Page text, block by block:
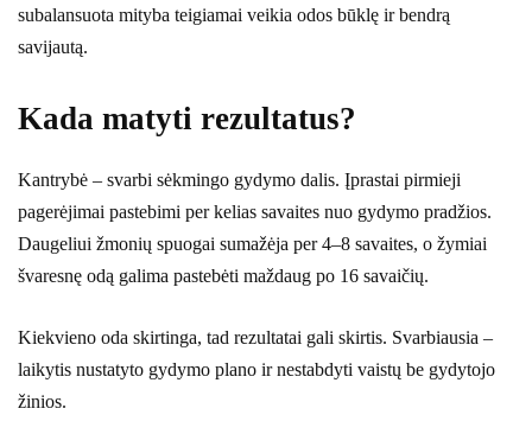
subalansuota mityba teigiamai veikia odos būklę ir bendrą
savijautą.
Kada matyti rezultatus?
Kantrybė – svarbi sėkmingo gydymo dalis. Įprastai pirmieji
pagerėjimai pastebimi per kelias savaites nuo gydymo pradžios.
Daugeliui žmonių spuogai sumažėja per 4–8 savaites, o žymiai
švaresnę odą galima pastebėti maždaug po 16 savaičių.
Kiekvieno oda skirtinga, tad rezultatai gali skirtis. Svarbiausia –
laikytis nustatyto gydymo plano ir nestabdyti vaistų be gydytojo
žinios.